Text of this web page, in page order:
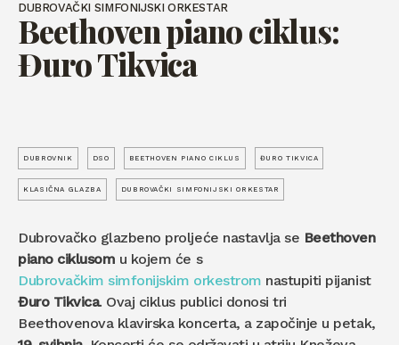
DUBROVAČKI SIMFONIJSKI ORKESTAR
Beethoven piano ciklus:
Đuro Tikvica
DUBROVNIK DSO BEETHOVEN PIANO CIKLUS ĐURO TIKVICA
KLASIČNA GLAZBA DUBROVAČKI SIMFONIJSKI ORKESTAR
Dubrovačko glazbeno proljeće nastavlja se Beethoven
piano ciklusom u kojem će s
Dubrovačkim simfonijskim orkestrom nastupiti pijanist
Đuro Tikvica. Ovaj ciklus publici donosi tri
Beethovenova klavirska koncerta, a započinje u petak,